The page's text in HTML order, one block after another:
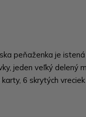
peňaženka je istená
jeden veľký delený
6 skrytých